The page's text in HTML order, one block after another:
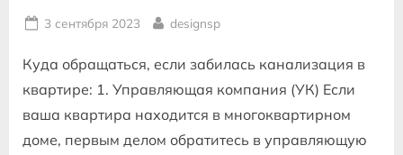
Posted
3 сентября 2023 By
designsp
Куда обращаться, если забилась канализация в
квартире: 1. Управляющая компания (УК) Если
ваша квартира находится в многоквартирном
доме, первым делом обратитесь в управляющую